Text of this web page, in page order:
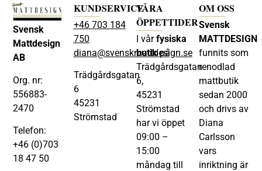
Svensk
Mattdesign
AB
Org. nr:
556883-
2470
Telefon:
+46 (0)703
18 47 50
KUNDSERVICE
+46 703 184
750
diana@svenskmattdesign.se
Trädgårdsgatan
6
45231
Strömstad
VÅRA
ÖPPETTIDER
I vårfysiska
butikpå
Trädgårdsgatan
6,
45231
Strömstad
har vi öppet
09:00 –
15:00
måndag till
OM OSS
Svensk
MATTDESIGN
funnits som
renodlad
mattbutik
sedan 2000
och drivs av
Diana
Carlsson
vars
inriktning är